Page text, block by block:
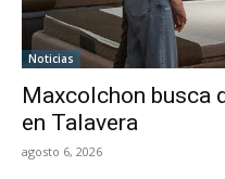
Noticias
Maxcolchon busca
en Talavera
agosto 6, 2026